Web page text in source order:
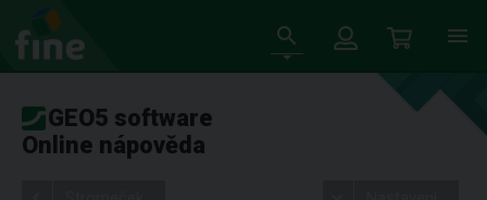
GEO5 software
Online nápověda